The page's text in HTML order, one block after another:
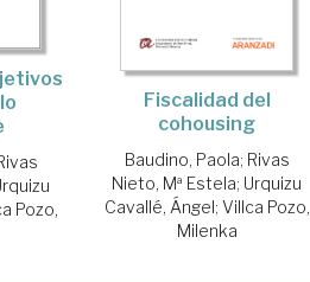
Pozo,
Fiscalidad del
cohousing
Baudino, Paola; Rivas
Nieto, Mª Estela; Urquizu
Cavallé, Ángel; Villca Pozo,
Milenka